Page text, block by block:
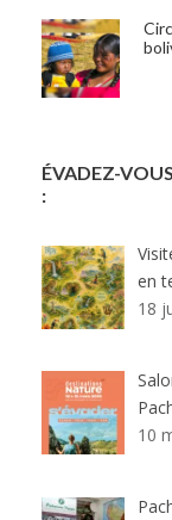
ÉVADEZ-
:
en
18
10